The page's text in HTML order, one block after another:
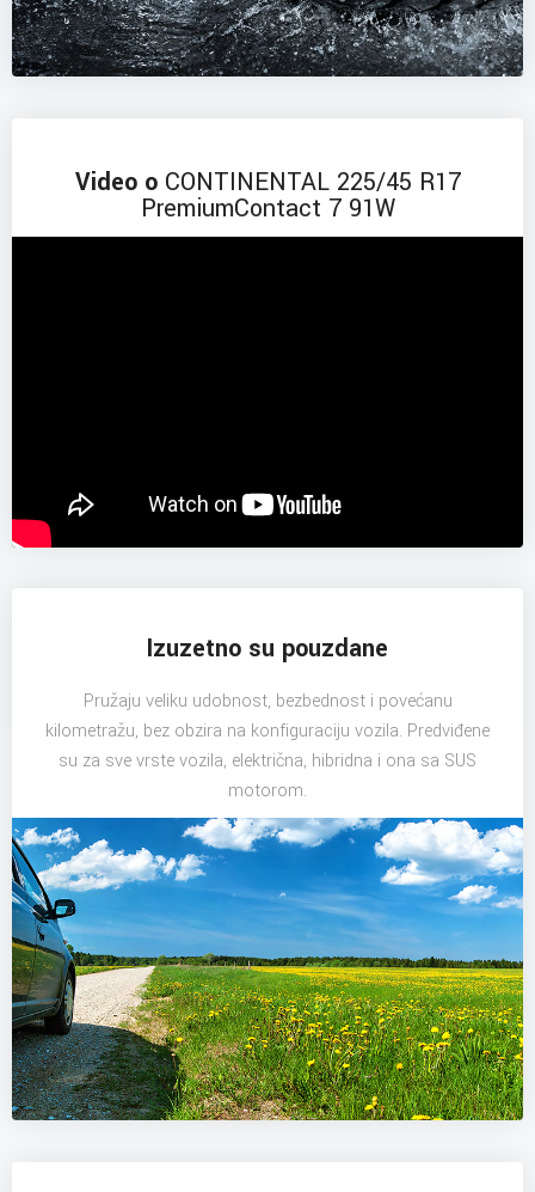
Video o CONTINENTAL 225/45 R17
PremiumContact 7 91W
Izuzetno su pouzdane
Pružaju veliku udobnost, bezbednost i povećanu
kilometražu, bez obzira na konfiguraciju vozila. Predviđene
su za sve vrste vozila, električna, hibridna i ona sa SUS
motorom.